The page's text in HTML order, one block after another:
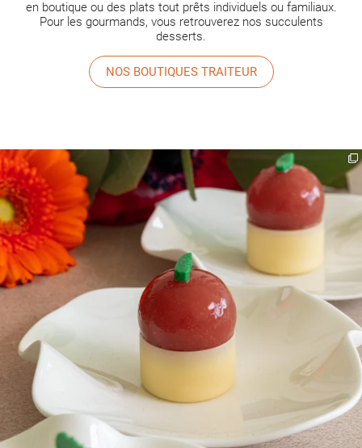
en boutique ou des plats tout prêts individuels ou familiaux.
Pour les gourmands, vous retrouverez nos succulents
desserts.
NOS BOUTIQUES TRAITEUR